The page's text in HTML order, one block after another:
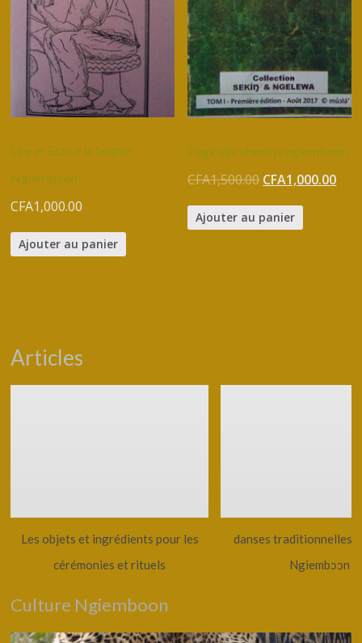
Lire et Ecrire la langue
Ngiemboon
CFA1,000.00
Ajouter au panier
Pege sà’à shwòᶇe ngiemboon
CFA1,500.00 CFA1,000.00
Ajouter au panier
Articles
Les objets et ingrédients pour les
cérémonies et rituels
danses traditionnelles
Ngiembͻͻn
Culture Ngiemboon